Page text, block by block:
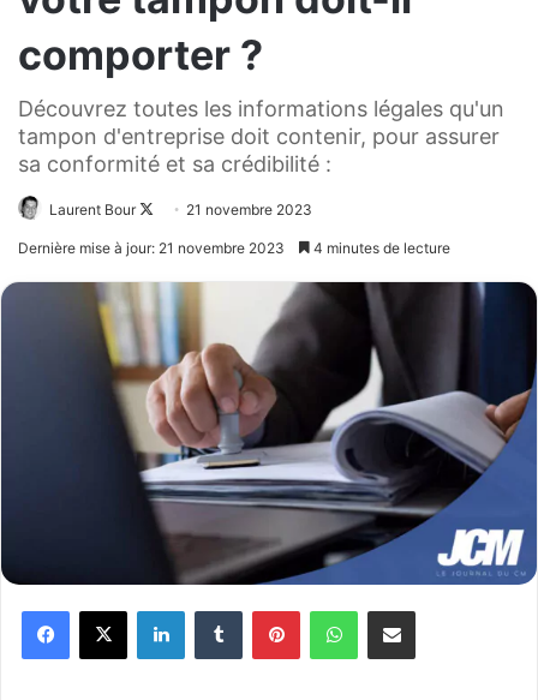
comporter ?
Découvrez toutes les informations légales qu'un
tampon d'entreprise doit contenir, pour assurer
sa conformité et sa crédibilité :
Laurent Bour
Follow21 novembre 2023
Dernière mise à jour: 21 novembre 2023 4 minutes de lecture